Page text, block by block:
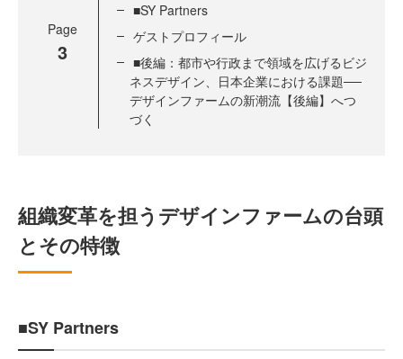
Page
3
■SY Partners
ゲストプロフィール
■後編：都市や行政まで領域を広げるビジ
ネスデザイン、日本企業における課題──
デザインファームの新潮流【後編】へつ
づく
組織変革を担うデザインファームの台頭
とその特徴
■SY Partners